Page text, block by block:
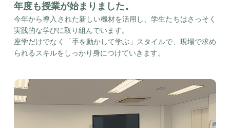
年度も授業が始まりました。
今年から導入された新しい機材を活用し、学生たちはさっそく
実践的な学びに取り組んでいます。
座学だけでなく「手を動かして学ぶ」スタイルで、現場で求め
られるスキルをしっかり身につけていきます。